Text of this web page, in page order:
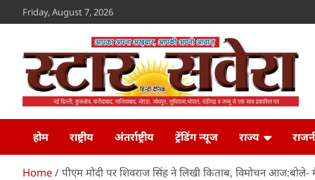
to
Friday, August 7, 2026
Star Savera
होम
राष्ट्रीय अंतर्राष्ट्रीय ट्रेंडिंग न्यूज राज्य
Home पीएम मोदी पर शिवराज सिंह ने लिखी किताब, विमोचन